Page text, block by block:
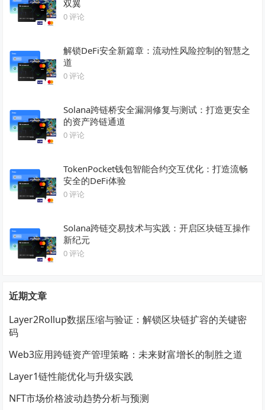
双翼
0 评论
解锁DeFi安全新篇章：流动性风险控制的智慧之
道
0 评论
Solana跨链桥安全漏洞修复与测试：打造更安全
的资产跨链通道
0 评论
TokenPocket钱包智能合约交互优化：打造流畅
安全的DeFi体验
0 评论
Solana跨链交易技术与实践：开启区块链互操作
新纪元
0 评论
近期文章
Layer2Rollup数据压缩与验证：解锁区块链扩容的关键密
码
Web3应用跨链资产管理策略：未来财富增长的制胜之道
Layer1链性能优化与升级实践
NFT市场价格波动趋势分析与预测